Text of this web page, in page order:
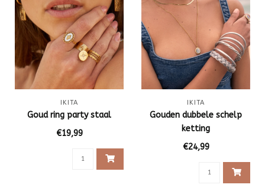
IKITA
Goud ring party staal
€19,99
IKITA
Gouden dubbele schelp
ketting
€24,99